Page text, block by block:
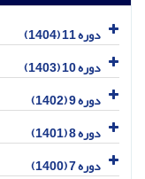
دوره 11 (1404)
دوره 10 (1403)
دوره 9 (1402)
دوره 8 (1401)
دوره 7 (1400)